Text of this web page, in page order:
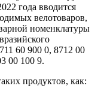
года вводится
велотоваров,
номенклатуры
60 900 0, 8712 00
00 100 9.
продуктов, как: